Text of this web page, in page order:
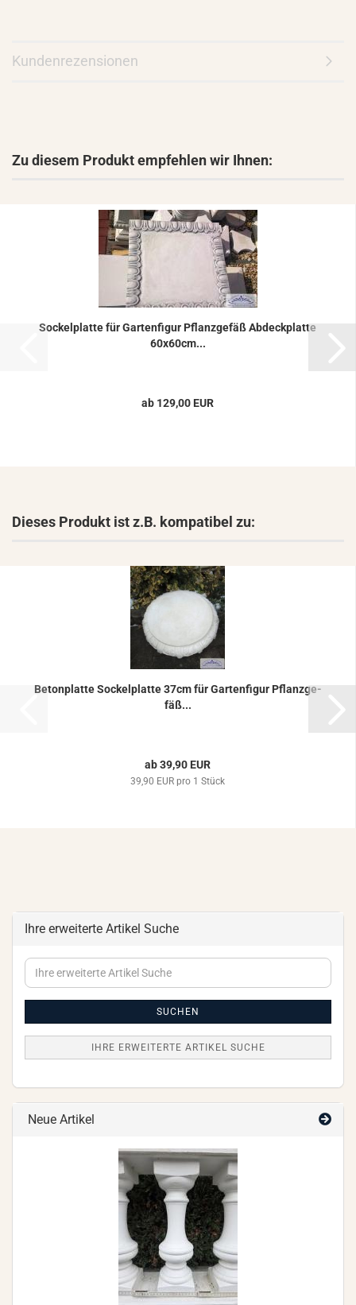
Kundenrezensionen
Zu diesem Produkt empfehlen wir Ihnen:
So­ckel­plat­te für Gar­ten­fi­gur Pflanz­ge­fäß Ab­deck­plat­te
60x60cm...
ab 129,00 EUR
Dieses Produkt ist z.B. kompatibel zu:
Be­ton­plat­te So­ckel­plat­te 37cm für Gar­ten­fi­gur Pflanz­ge­
fäß...
ab 39,90 EUR
39,90 EUR pro 1 Stück
Ihre erweiterte Artikel Suche
Ihre
erweiterte
SUCHEN
IHRE ERWEITERTE ARTIKEL SUCHE
Neue Artikel